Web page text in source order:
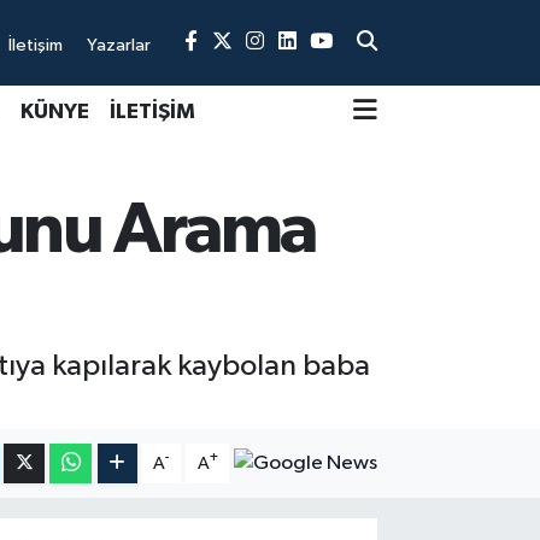
İletişim Yazarlar
KÜNYE İLETİŞİM
Arama
kapılarak kaybolan baba
A- A+